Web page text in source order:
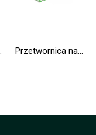
LCD Przetwornica napięcia Inwerter Green Cell® 12V na 230V 3000W/6000W Modyfikowana sinusoida